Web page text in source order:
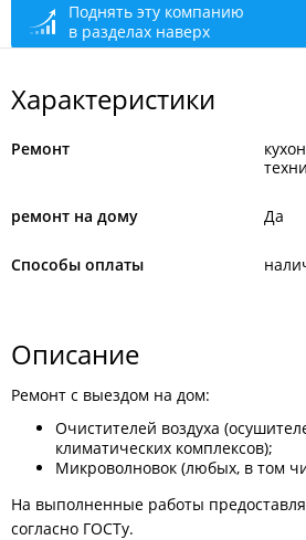
Поднять эту компанию
в разделах наверх
Характеристики
Ремонт
ремонт на дому Да
Способы оплаты
Описание
Ремонт с выездом на дом:
Очистителей воздуха
климатических комплексов);
Микроволновок (любых, в том
На выполненные работы
согласно ГОСТу.